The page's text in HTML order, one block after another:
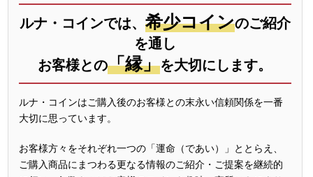
ルナ・コインでは、 希少コインのご紹介
を通し
お客様との「縁」を大切にします。
ルナ・コインはご購入後のお客様との末永い信頼関係を一番
大切に思っています。
お客様方々をそれぞれ一つの「運命（であい）」ととらえ、
ご購入商品にまつわる更なる情報のご紹介・ご提案を継続的